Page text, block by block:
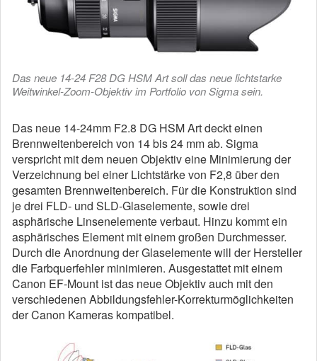
Das neue 14-24 F28 DG HSM Art soll das neue lichtstarke
Weitwinkel-Zoom-Objektiv im Portfolio von Sigma sein.
Das neue 14-24mm F2.8 DG HSM Art deckt einen
Brennweitenbereich von 14 bis 24 mm ab. Sigma
verspricht mit dem neuen Objektiv eine Minimierung der
Verzeichnung bei einer Lichtstärke von F2,8 über den
gesamten Brennweitenbereich. Für die Konstruktion sind
je drei FLD- und SLD-Glaselemente, sowie drei
asphärische Linsenelemente verbaut. Hinzu kommt ein
asphärisches Element mit einem großen Durchmesser.
Durch die Anordnung der Glaselemente will der Hersteller
die Farbquerfehler minimieren. Ausgestattet mit einem
Canon EF-Mount ist das neue Objektiv auch mit den
verschiedenen Abbildungsfehler-Korrekturmöglichkeiten
der Canon Kameras kompatibel.